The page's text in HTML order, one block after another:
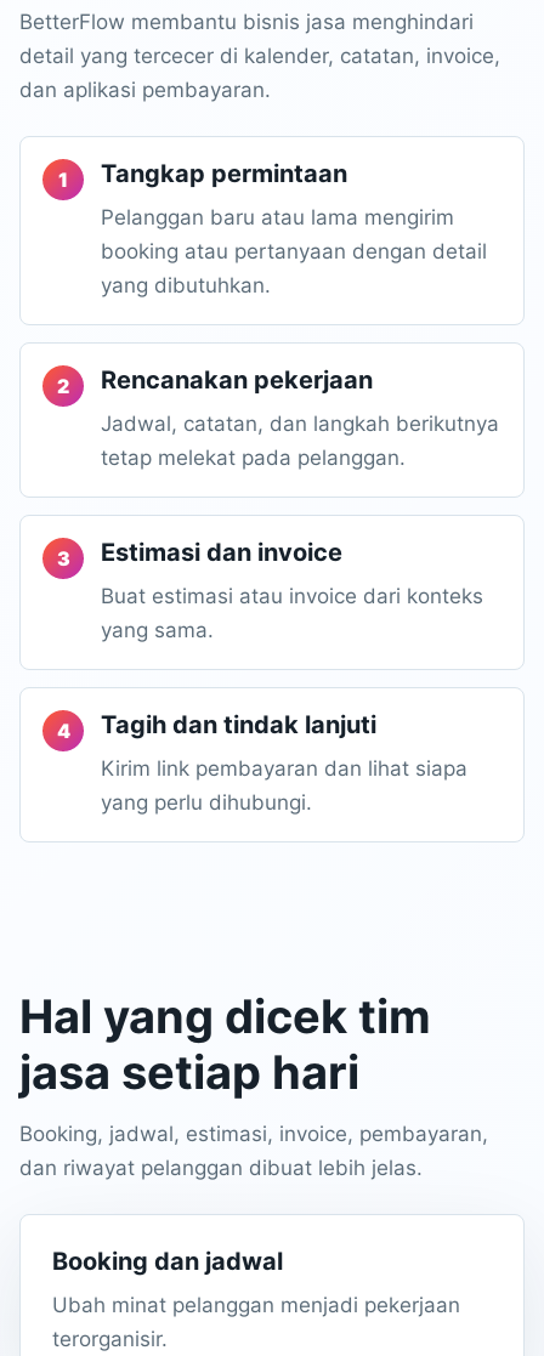
BetterFlow membantu bisnis jasa menghindari
detail yang tercecer di kalender, catatan, invoice,
dan aplikasi pembayaran.
Tangkap permintaan
Pelanggan baru atau lama mengirim
booking atau pertanyaan dengan detail
yang dibutuhkan.
Rencanakan pekerjaan
Jadwal, catatan, dan langkah berikutnya
tetap melekat pada pelanggan.
Estimasi dan invoice
Buat estimasi atau invoice dari konteks
yang sama.
Tagih dan tindak lanjuti
Kirim link pembayaran dan lihat siapa
yang perlu dihubungi.
Hal yang dicek tim
jasa setiap hari
Booking, jadwal, estimasi, invoice, pembayaran,
dan riwayat pelanggan dibuat lebih jelas.
Booking dan jadwal
Ubah minat pelanggan menjadi pekerjaan
terorganisir.